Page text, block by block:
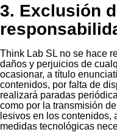
3. Exclusión
Think Lab SL no se hace
daños y perjuicios de
ocasionar, a título
contenidos, por falta de
realizará paradas
como por la transmisión
lesivos en los contenidos,
medidas tecnológicas